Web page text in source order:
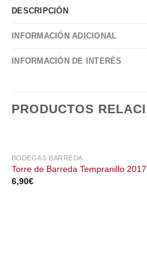
DESCRIPCIÓN
INFORMACIÓN ADICIONAL
INFORMACIÓN DE INTERÉS
PRODUCTOS
BODEGAS BARREDA
Torre de Barreda Tempranillo 2017
6,90€